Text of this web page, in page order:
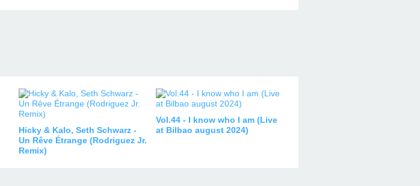
Hicky & Kalo, Seth Schwarz -
Un Rêve Étrange (Rodriguez Jr.
Remix)
Vol.44 - I know who I am (Live
at Bilbao august 2024)